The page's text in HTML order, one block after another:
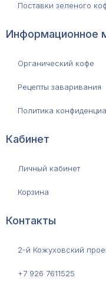
Поставки зеленого
Информационное
Органический кофе
Рецепты заваривания
Политика
Кабинет
Личный кабинет
Корзина
Контакты
2-й Кожуховский
+7 926 7611525